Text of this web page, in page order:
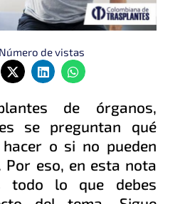
de vistas
de órganos,
se preguntan qué
hacer o si no pueden
Por eso, en esta nota
todo lo que debes